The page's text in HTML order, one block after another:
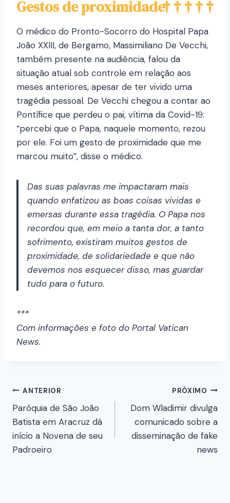
Gestos de proximidade
O médico do Pronto-Socorro do Hospital Papa
João XXIII, de Bergamo, Massimiliano De Vecchi,
também presente na audiência, falou da
situação atual sob controle em relação aos
meses anteriores, apesar de ter vivido uma
tragédia pessoal. De Vecchi chegou a contar ao
Pontífice que perdeu o pai, vítima da Covid-19:
“percebi que o Papa, naquele momento, rezou
por ele. Foi um gesto de proximidade que me
marcou muito”, disse o médico.
Das suas palavras me impactaram mais
quando enfatizou as boas coisas vividas e
emersas durante essa tragédia. O Papa nos
recordou que, em meio a tanta dor, a tanto
sofrimento, existiram muitos gestos de
proximidade, de solidariedade e que não
devemos nos esquecer disso, mas guardar
tudo para o futuro.
***
Com informações e foto do Portal Vatican
News.
ANTERIOR
Paróquia de São João
Batista em Aracruz dá
início a Novena de seu
Padroeiro
PRÓXIMO
Dom Wladimir divulga
comunicado sobre a
disseminação de fake
news